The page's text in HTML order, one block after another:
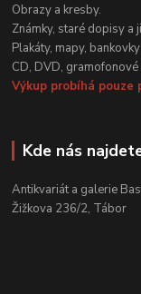
Obrazy a kresby.
Známky, staré dopisy a
Plakáty, mapy,
CD, DVD,
Výkup probíhá pouze
Kde nás
Antikvariát a galerie
Žižkova 236/2, Tábor